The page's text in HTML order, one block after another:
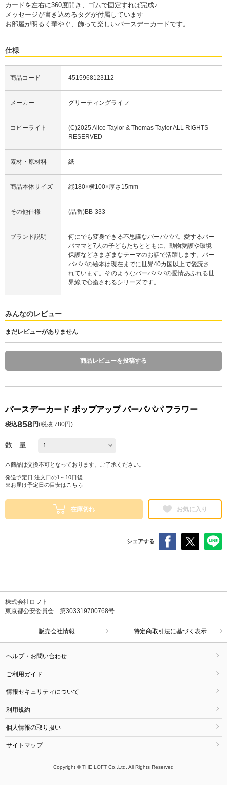
カードを左右に360度開き、ゴムで固定すれば完成♪
メッセージが書き込めるタグが付属しています
お部屋が明るく華やぐ、飾って楽しいバースデーカードです。
仕様
商品コード 4515968123112
メーカー グリーティングライフ
コピーライト
(C)2025 Alice Taylor & Thomas Taylor ALL RIGHTS
RESERVED
素材・原材料 紙
商品本体サイズ 縦180×横100×厚さ15mm
その他仕様 (品番)BB-333
ブランド説明
何にでも変身できる不思議なバーバパパ。愛するバー
バママと7人の子どもたちとともに、動物愛護や環境
保護などさまざまなテーマのお話で活躍します。バー
バパパの絵本は現在までに世界40カ国以上で愛読さ
れています。そのようなバーバパパの愛情あふれる世
界線で心癒されるシリーズです。
みんなのレビュー
まだレビューがありません
商品レビューを投稿する
バースデーカード ポップアップ バーバパパ フラワー
税込858円(税抜 780円)
数 量
本商品は交換不可となっております。ご了承ください。
発送予定日 注文日の1～10日後
※お届け予定日の目安は こちら
在庫切れ お気に入り
シェアする
株式会社ロフト
東京都公安委員会 第303319700768号
販売会社情報 特定商取引法に基づく表示
ヘルプ・お問い合わせ
ご利用ガイド
情報セキュリティについて
利用規約
個人情報の取り扱い
サイトマップ
Copyright © THE LOFT Co.,Ltd. All Rights Reserved